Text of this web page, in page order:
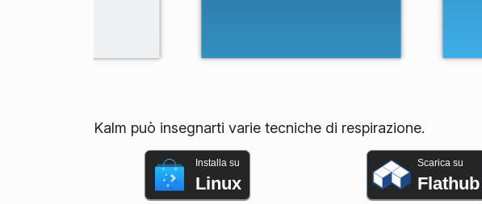
Kalm può insegnarti varie tecniche di respirazione.
Installa su
Linux
Scarica su
Flathub